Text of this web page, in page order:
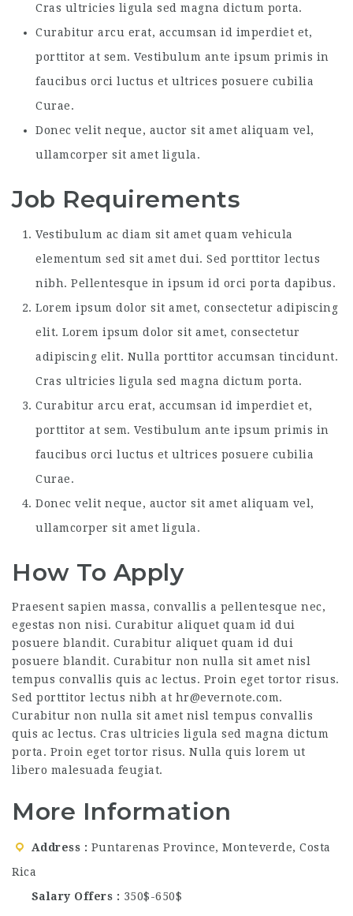
Cras ultricies ligula sed magna dictum porta.
Curabitur arcu erat, accumsan id imperdiet et,
porttitor at sem. Vestibulum ante ipsum primis in
faucibus orci luctus et ultrices posuere cubilia
Curae.
Donec velit neque, auctor sit amet aliquam vel,
ullamcorper sit amet ligula.
Job Requirements
Vestibulum ac diam sit amet quam vehicula
elementum sed sit amet dui. Sed porttitor lectus
nibh. Pellentesque in ipsum id orci porta dapibus.
Lorem ipsum dolor sit amet, consectetur adipiscing
elit. Lorem ipsum dolor sit amet, consectetur
adipiscing elit. Nulla porttitor accumsan tincidunt.
Cras ultricies ligula sed magna dictum porta.
Curabitur arcu erat, accumsan id imperdiet et,
porttitor at sem. Vestibulum ante ipsum primis in
faucibus orci luctus et ultrices posuere cubilia
Curae.
Donec velit neque, auctor sit amet aliquam vel,
ullamcorper sit amet ligula.
How To Apply
Praesent sapien massa, convallis a pellentesque nec,
egestas non nisi. Curabitur aliquet quam id dui
posuere blandit. Curabitur aliquet quam id dui
posuere blandit. Curabitur non nulla sit amet nisl
tempus convallis quis ac lectus. Proin eget tortor risus.
Sed porttitor lectus nibh at hr@evernote.com.
Curabitur non nulla sit amet nisl tempus convallis
quis ac lectus. Cras ultricies ligula sed magna dictum
porta. Proin eget tortor risus. Nulla quis lorem ut
libero malesuada feugiat.
More Information
Address
Puntarenas Province, Monteverde, Costa
Rica
Salary Offers
350$-650$